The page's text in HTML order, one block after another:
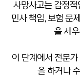
사망사고는 감정
민사 책임, 보험 문
을 세
이 단계에서 전문
을 하거나